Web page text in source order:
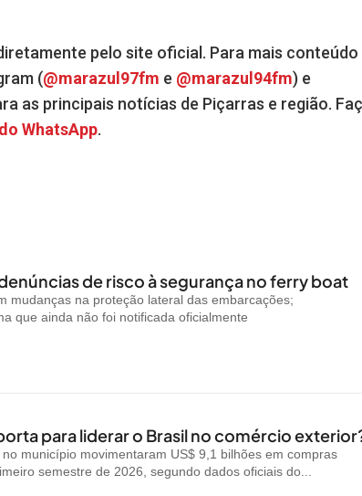
pelo site oficial. Para mais conteúdo
(@marazul97fm e @marazul94fm) e
as principais notícias de Piçarras e região.
WhatsApp.
de risco à segurança no ferry boat
mudanças na proteção lateral das embarcações;
que ainda não foi notificada oficialmente
para liderar o Brasil no comércio
município movimentaram US$ 9,1 bilhões em compras
semestre de 2026, segundo dados oficiais do...